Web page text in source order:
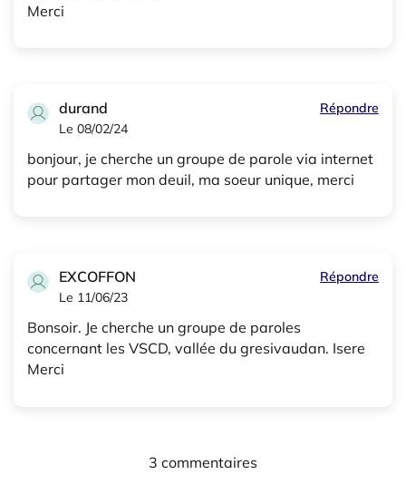
Merci
durand
Le 08/02/24
Répondre
bonjour, je cherche un groupe de parole via internet
pour partager mon deuil, ma soeur unique, merci
EXCOFFON
Le 11/06/23
Répondre
Bonsoir. Je cherche un groupe de paroles
concernant les VSCD, vallée du gresivaudan. Isere
Merci
3 commentaires